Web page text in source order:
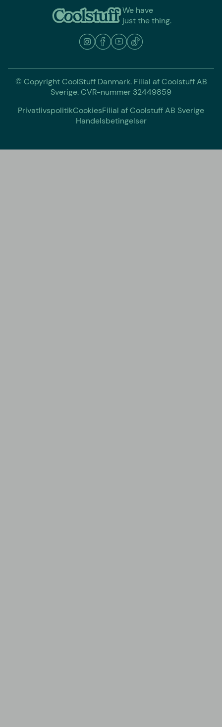
We have
just the thing.
© Copyright CoolStuff Danmark. Filial af Coolstuff AB
Sverige. CVR-nummer 32449859
PrivatlivspolitikCookiesFilial af Coolstuff AB Sverige
Handelsbetingelser